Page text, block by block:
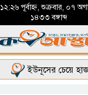
১২:২৬ পূর্বাহ্ন, শুক্রবার, ০৭
১৪৩৩ বঙ্গাব্দ
ইউনূসের চেয়ে